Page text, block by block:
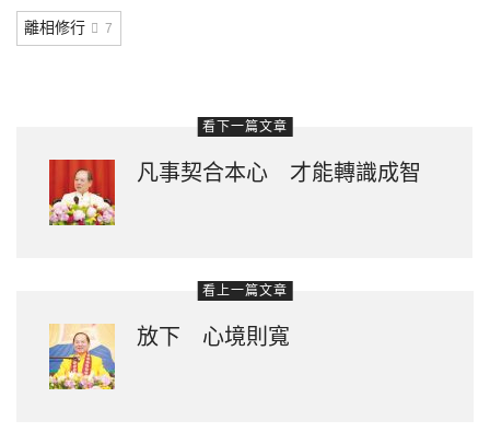
離相修行 7
看下一篇文章
凡事契合本心 才能轉識成智
看上一篇文章
放下 心境則寬